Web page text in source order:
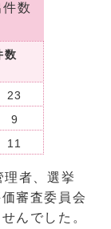
数
数
23
9
11
者、選挙
審査委員会
んでした。